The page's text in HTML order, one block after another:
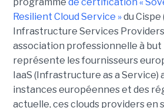
programme de certification «
Resilient Cloud Service »du Cispe
Infrastructure Services
association professionnelle à but
représente les fournisseurs
IaaS (Infrastructure as a Service)
instances européennes et des
actuelle, ces clouds providers en